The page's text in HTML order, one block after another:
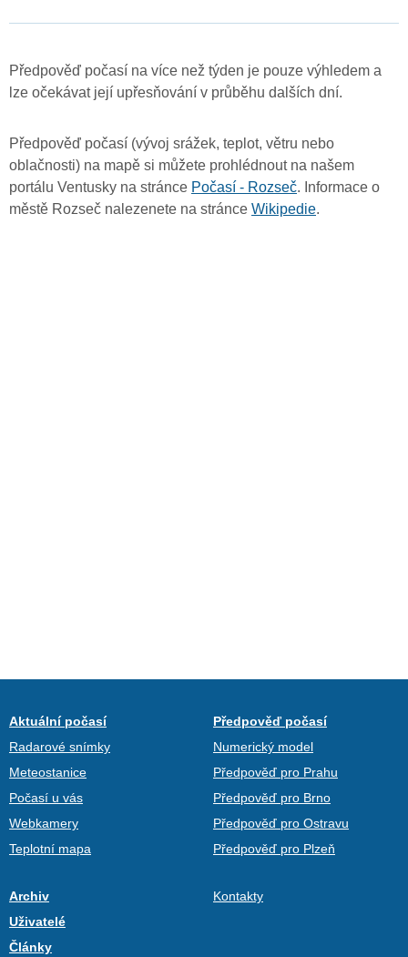
Předpověď počasí na více než týden je pouze výhledem a
lze očekávat její upřesňování v průběhu dalších dní.
Předpověď počasí (vývoj srážek, teplot, větru nebo
oblačnosti) na mapě si můžete prohlédnout na našem
portálu Ventusky na stránce Počasí - Rozseč. Informace o
městě Rozseč nalezenete na stránce Wikipedie.
Aktuální počasí
Radarové snímky
Meteostanice
Počasí u vás
Webkamery
Teplotní mapa
Předpověď počasí
Numerický model
Předpověď pro Prahu
Předpověď pro Brno
Předpověď pro Ostravu
Předpověď pro Plzeň
Archiv
Uživatelé
Články
Kontakty